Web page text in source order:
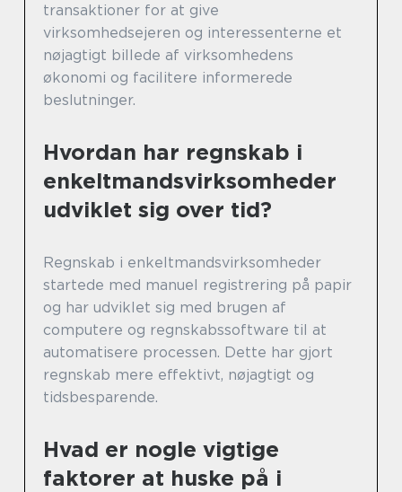
transaktioner for at give
virksomhedsejeren og interessenterne et
nøjagtigt billede af virksomhedens
økonomi og facilitere informerede
beslutninger.
Hvordan har regnskab i
enkeltmandsvirksomheder
udviklet sig over tid?
Regnskab i enkeltmandsvirksomheder
startede med manuel registrering på papir
og har udviklet sig med brugen af
computere og regnskabssoftware til at
automatisere processen. Dette har gjort
regnskab mere effektivt, nøjagtigt og
tidsbesparende.
Hvad er nogle vigtige
faktorer at huske på i